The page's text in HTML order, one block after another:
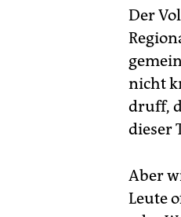
Der
nicht
druff,
dieser
Aber
Leute